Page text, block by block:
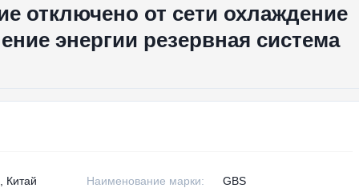
отключено от сети охлаждение
энергии резервная система
Китай Наименование марки: GBS